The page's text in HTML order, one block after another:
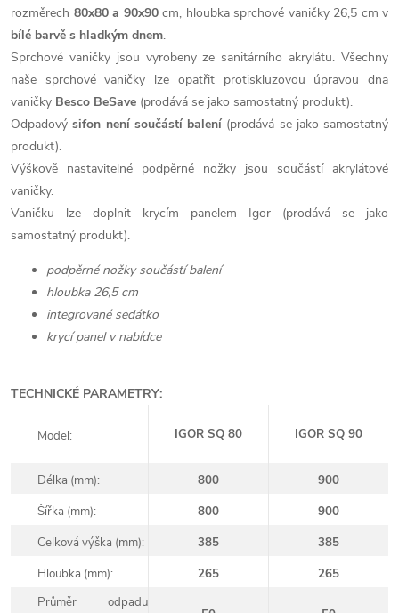
rozměrech 80x80 a 90x90cm, hloubka sprchové vaničky 26,5 cm v
bílé barvě s hladkým dnem.
Sprchové vaničky jsou vyrobeny ze sanitárního akrylátu. Všechny
naše sprchové vaničky lze opatřit protiskluzovou úpravou dna
vaničky Besco BeSave (prodává se jako samostatný produkt).
Odpadovýsifon není součástí balení (prodává se jako samostatný
produkt).
Výškově nastavitelné podpěrné nožky jsou součástí akrylátové
vaničky.
Vaničku lze doplnit krycím panelem Igor (prodává se jako
samostatný produkt).
podpěrné nožky součástí balení
hloubka 26,5 cm
integrované sedátko
krycí panel v nabídce
TECHNICKÉ PARAMETRY:
Model: IGOR SQ 80 IGOR SQ 90
Délka (mm): 800
900
Šířka (mm):
800
900
Celková výška (mm):
385
385
Hloubka (mm):
265
265
Průměr odpadu